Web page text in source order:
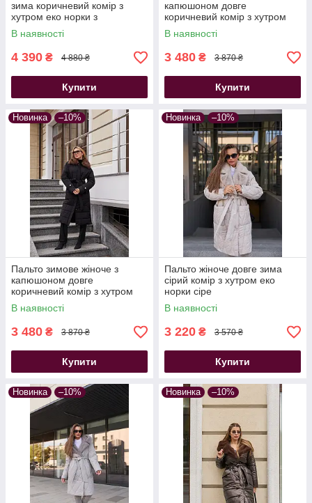
зима коричневий комір з
хутром еко норки з
капюшоном
В наявності
4 390 ₴ 4 880 ₴
Купити
капюшоном довге
коричневий комір з хутром
еко норки чорне
В наявності
3 480 ₴ 3 870 ₴
Купити
Новинка –10%
Пальто зимове жіноче з
капюшоном довге
коричневий комір з хутром
еко норки чорне
В наявності
3 480 ₴ 3 870 ₴
Купити
Новинка –10%
Пальто жіноче довге зима
сірий комір з хутром еко
норки сіре
В наявності
3 220 ₴ 3 570 ₴
Купити
Новинка –10% Новинка –10%